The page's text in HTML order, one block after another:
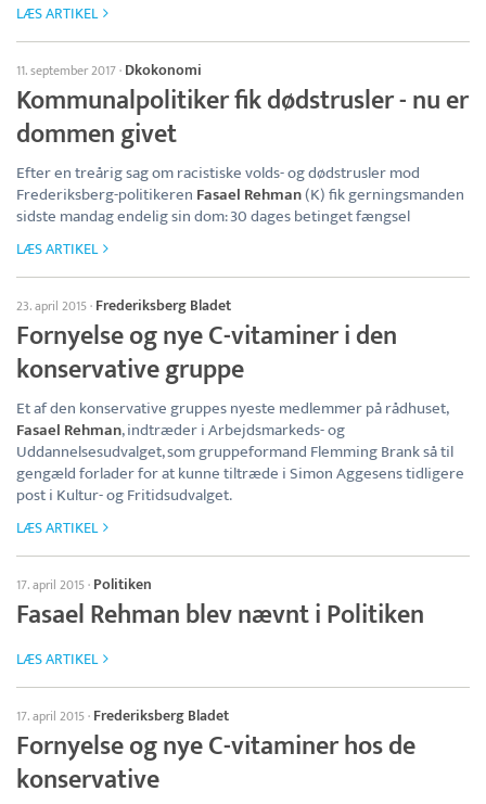
LÆS ARTIKEL
11. september 2017· Dkokonomi
Kommunalpolitiker fik dødstrusler - nu er
dommen givet
Efter en treårig sag om racistiske volds- og dødstrusler mod
Frederiksberg-politikeren Fasael Rehman(K) fik gerningsmanden
sidste mandag endelig sin dom: 30 dages betinget fængsel
LÆS ARTIKEL
23. april 2015· Frederiksberg Bladet
Fornyelse og nye C-vitaminer i den
konservative gruppe
Et af den konservative gruppes nyeste medlemmer på rådhuset,
Fasael Rehman, indtræder i Arbejdsmarkeds- og
Uddannelsesudvalget, som gruppeformand Flemming Brank så til
gengæld forlader for at kunne tiltræde i Simon Aggesens tidligere
post i Kultur- og Fritidsudvalget.
LÆS ARTIKEL
17. april 2015· Politiken
Fasael Rehman blev nævnt i Politiken
LÆS ARTIKEL
17. april 2015· Frederiksberg Bladet
Fornyelse og nye C-vitaminer hos de
konservative